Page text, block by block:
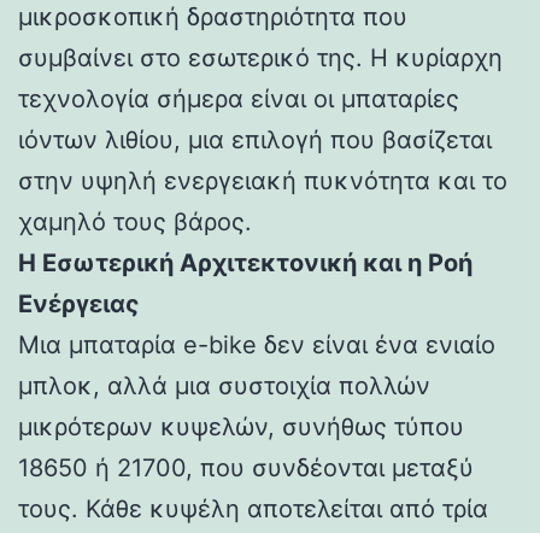
μικροσκοπική δραστηριότητα που
συμβαίνει στο εσωτερικό της. Η κυρίαρχη
τεχνολογία σήμερα είναι οι μπαταρίες
ιόντων λιθίου, μια επιλογή που βασίζεται
στην υψηλή ενεργειακή πυκνότητα και το
χαμηλό τους βάρος.
Η Εσωτερική Αρχιτεκτονική και η Ροή
Ενέργειας
Μια μπαταρία e-bike δεν είναι ένα ενιαίο
μπλοκ, αλλά μια συστοιχία πολλών
μικρότερων κυψελών, συνήθως τύπου
18650 ή 21700, που συνδέονται μεταξύ
τους. Κάθε κυψέλη αποτελείται από τρία